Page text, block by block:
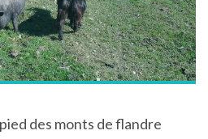
des monts de flandre